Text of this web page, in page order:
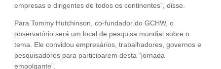
empresas e dirigentes de todos os continentes”, disse.
Para Tommy Hutchinson, co-fundador do GCHW, o
observatório será um local de pesquisa mundial sobre o
tema. Ele convidou empresários, trabalhadores, governos e
pesquisadores para participarem desta “jornada
empolgante”.